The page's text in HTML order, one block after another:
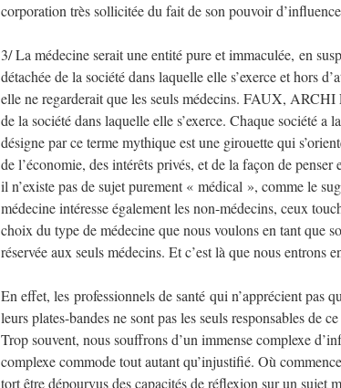
corporation très sollicitée du fait de son pouvoir
3/ La médecine serait une entité pure et immaculée, en
détachée de la société dans laquelle elle s’exerce et hors
elle ne regarderait que les seuls médecins. FAUX,
de la société dans laquelle elle s’exerce. Chaque société a
désigne par ce terme mythique est une girouette qui
de l’économie, des intérêts privés, et de la façon de
il n’existe pas de sujet purement « médical », comme le
médecine intéresse également les non-médecins, ceux
choix du type de médecine que nous voulons en tant que
réservée aux seuls médecins. Et c’est là que nous entrons
En effet, les professionnels de santé qui n’apprécient pas
leurs plates-bandes ne sont pas les seuls responsables de
Trop souvent, nous souffrons d’un immense complexe
complexe commode tout autant qu’injustifié. Où
tort être dépourvus des capacités de réflexion sur un sujet